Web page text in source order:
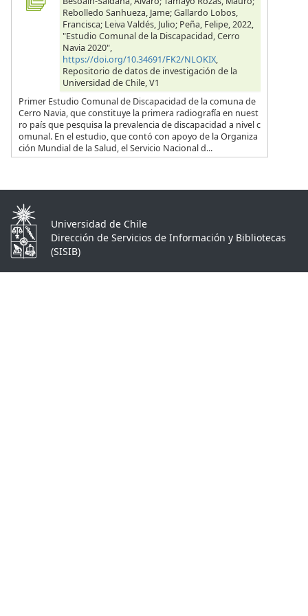
Rebolledo Sanhueza, Jame; Gallardo Lobos,
Francisca; Leiva Valdés, Julio; Peña, Felipe, 2022,
"Estudio Comunal de la Discapacidad, Cerro
Navia 2020",
https://doi.org/10.34691/FK2/NLOKIX,
Repositorio de datos de investigación de la
Universidad de Chile, V1
Primer Estudio Comunal de Discapacidad de la comuna de
Cerro Navia, que constituye la primera radiografía en nuest
ro país que pesquisa la prevalencia de discapacidad a nivel c
omunal. En el estudio, que contó con apoyo de la Organiza
ción Mundial de la Salud, el Servicio Nacional d...
Universidad de Chile
Dirección de Servicios de Información y Bibliotecas
(SISIB)